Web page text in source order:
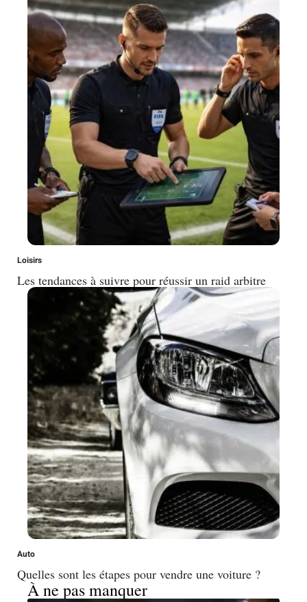
Loisirs
Les tendances à suivre pour réussir un raid arbitre
Auto
Quelles sont les étapes pour vendre une voiture ?
À ne pas manquer